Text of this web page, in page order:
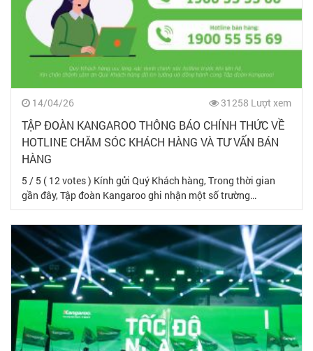
14/04/26 31258 Lượt xem
TẬP ĐOÀN KANGAROO THÔNG BÁO CHÍNH THỨC VỀ
HOTLINE CHĂM SÓC KHÁCH HÀNG VÀ TƯ VẤN BÁN
HÀNG
5 / 5 ( 12 votes ) Kính gửi Quý Khách hàng, Trong thời gian
gần đây, Tập đoàn Kangaroo ghi nhận một số trường…